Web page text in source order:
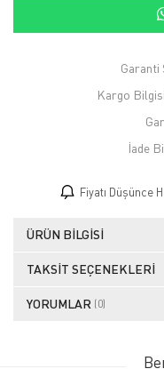
Garanti
Kargo
İade
Fiyatı Düşünce
ÜRÜN BILGISI
TAKSIT SEÇENEKLERI
YORUMLAR (0)